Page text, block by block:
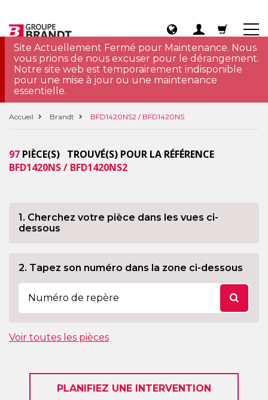
Site Actuellement Fermé pour Maintenance. Nous
vous prions de nous excuser pour le dérangement.
Notre site web est temporairement indisponible
pour une mise à jour ou une maintenance
essentielle.
Accueil Brandt BFD1420NS2 / BFD1420NS
97 PIÈCE(S) TROUVÉ(S) POUR LA RÉFÉRENCE
BFD1420NS / BFD1420NS2
1. Cherchez votre pièce dans les vues ci-
dessous
2. Tapez son numéro dans la zone ci-dessous
Voir toutes les pièces
PLANIFIEZ UNE INTERVENTION